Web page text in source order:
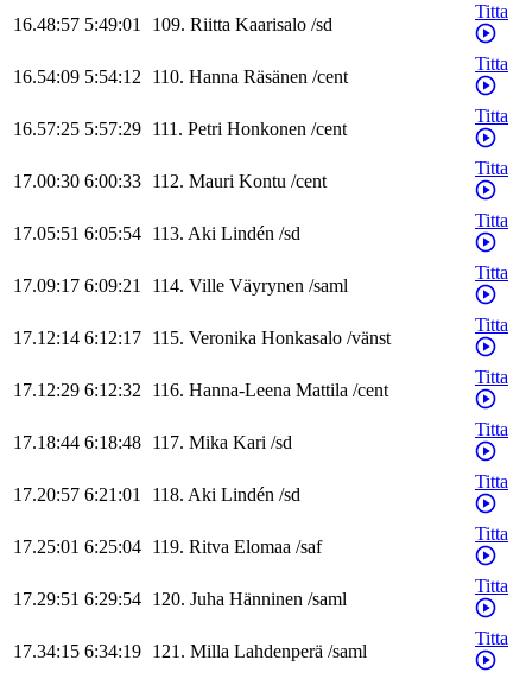
16.48:57 5:49:01 109. Riitta Kaarisalo /sd
Titta
16.54:09 5:54:12 110. Hanna Räsänen /cent
Titta
16.57:25 5:57:29 111. Petri Honkonen /cent
Titta
17.00:30 6:00:33 112. Mauri Kontu /cent
Titta
17.05:51 6:05:54 113. Aki Lindén /sd
Titta
17.09:17 6:09:21 114. Ville Väyrynen /saml
Titta
17.12:14 6:12:17 115. Veronika Honkasalo /vänst
Titta
17.12:29 6:12:32 116. Hanna-Leena Mattila /cent
Titta
17.18:44 6:18:48 117. Mika Kari /sd
Titta
17.20:57 6:21:01 118. Aki Lindén /sd
Titta
17.25:01 6:25:04 119. Ritva Elomaa /saf
Titta
17.29:51 6:29:54 120. Juha Hänninen /saml
Titta
17.34:15 6:34:19 121. Milla Lahdenperä /saml
Titta